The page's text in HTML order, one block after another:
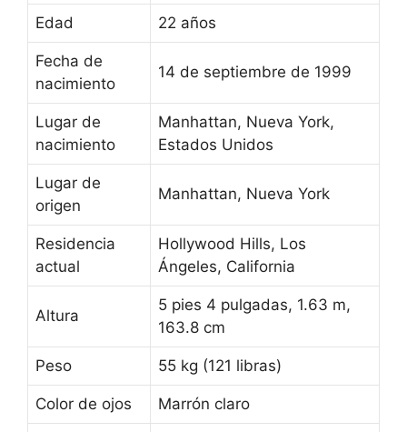
Edad 22 años
Fecha de
nacimiento
14 de septiembre de 1999
Lugar de
nacimiento
Manhattan, Nueva York,
Estados Unidos
Lugar de
origen
Manhattan, Nueva York
Residencia
actual
Hollywood Hills, Los
Ángeles, California
Altura
5 pies 4 pulgadas, 1.63 m,
163.8 cm
Peso 55 kg (121 libras)
Color de ojos Marrón claro